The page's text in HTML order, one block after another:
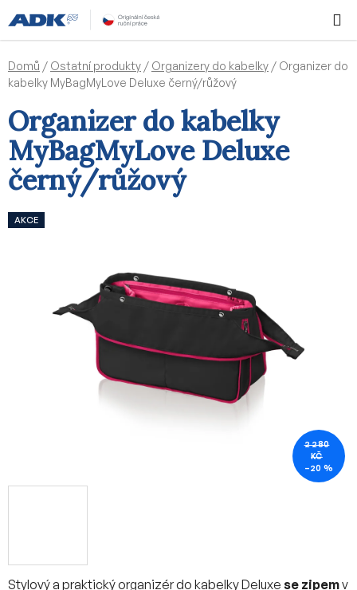
na
obsah
KOŠÍK
Domů / Ostatní produkty / Organizery do kabelky / Organizer do
kabelky MyBagMyLove Deluxe černý/růžový
Stylový a praktický organizér do kabelky Deluxe se zipemv
Organizer do kabelky
MyBagMyLove Deluxe
černý/růžový
AKCE
2 280
KČ
–20 %